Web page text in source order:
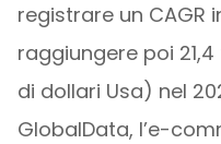
registrare un CAGR
raggiungere poi
di dollari Usa) nel
GlobalData, l’e-